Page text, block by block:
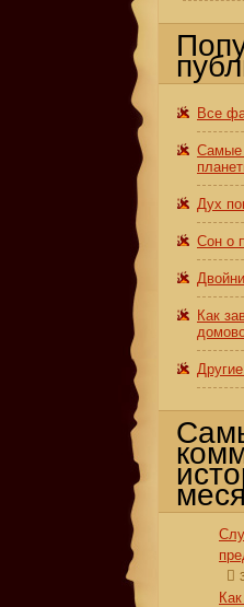
Все
Самые
Дух
Сон о
Как